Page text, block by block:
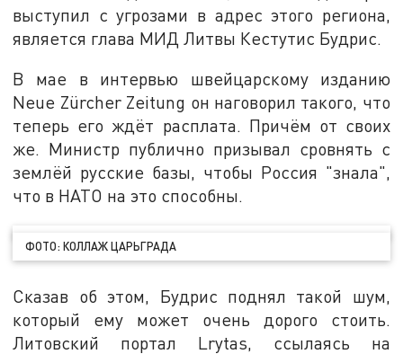
выступил с угрозами в адрес этого региона,
является глава МИД Литвы Кестутис Будрис.
В мае в интервью швейцарскому изданию
Neue Zürcher Zeitung он наговорил такого, что
теперь его ждёт расплата. Причём от своих
же. Министр публично призывал сровнять с
землёй русские базы, чтобы Россия "знала",
что в НАТО на это способны.
ФОТО: КОЛЛАЖ ЦАРЬГРАДА
Сказав об этом, Будрис поднял такой шум,
который ему может очень дорого стоить.
Литовский портал Lrytas, ссылаясь на